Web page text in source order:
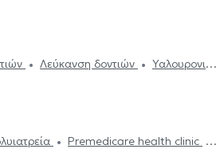
Οδοντίατροι στη Μεταμόρφωση
Οξύ - Fillers Όψεις ρητίνης
Όψεις
Λεύκανση δοντιών
Υαλουρονικό
Premedicare health clinic